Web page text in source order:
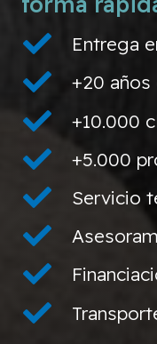
Entrega
+20 años
+10.000
+5.000
Servicio